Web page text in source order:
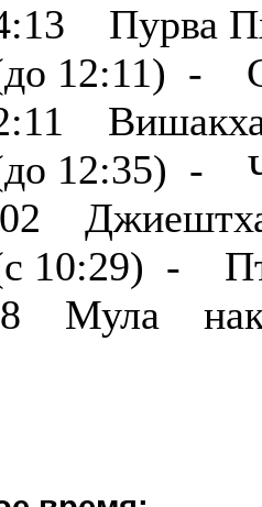
Пурва
(до
(до 12:35)
(с 10:29)
Мула